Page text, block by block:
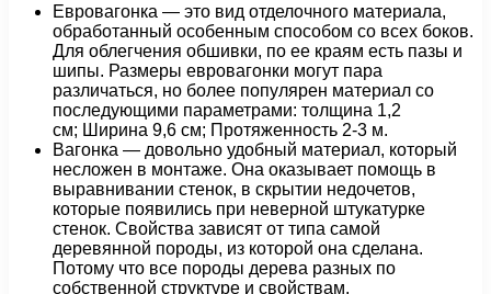
Евровагонка — это вид отделочного материала,
обработанный особенным способом со всех боков.
Для облегчения обшивки, по ее краям есть пазы и
шипы. Размеры евровагонки могут пара
различаться, но более популярен материал со
последующими параметрами: толщина 1,2
см; Ширина 9,6 см; Протяженность 2-3 м.
Вагонка — довольно удобный материал, который
несложен в монтаже. Она оказывает помощь в
выравнивании стенок, в скрытии недочетов,
которые появились при неверной штукатурке
стенок. Свойства зависят от типа самой
деревянной породы, из которой она сделана.
Потому что все породы дерева разных по
собственной структуре и свойствам.